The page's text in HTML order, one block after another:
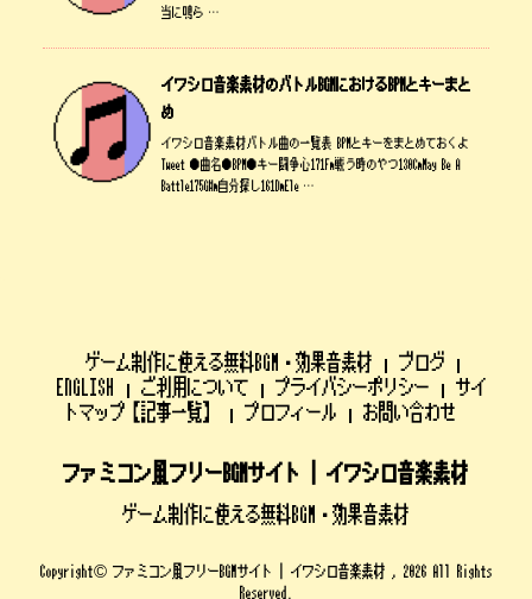
当に鳴ら …
イワシロ音楽素材のバトルBGMにおけるBPMとキーまと
め
イワシロ音楽素材バトル曲の一覧表 BPMとキーをまとめておくよ
Tweet ●曲名●BPM●キー闘争心171Fm戦う時のやつ130CmMay Be A
Battle175G#m自分探し161DmEle …
ゲーム制作に使える無料BGM・効果音素材
ブログ
ENGLISH
ご利用について プライバシーポリシー
サイ
トマップ【記事一覧】
プロフィール お問い合わせ
ファミコン風フリーBGMサイト | イワシロ音楽素材
ゲーム制作に使える無料BGM・効果音素材
Copyright© ファミコン風フリーBGMサイト | イワシロ音楽素材 , 2026 All Rights
Reserved.